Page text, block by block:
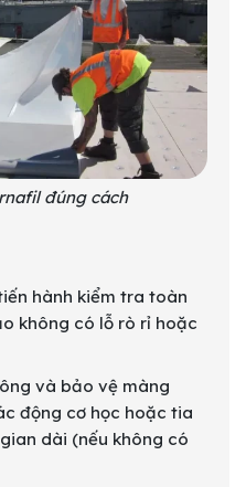
đúng cách
hành kiểm tra toàn
không có lỗ rò rỉ hoặc
và bảo vệ màng
động cơ học hoặc tia
dài (nếu không có